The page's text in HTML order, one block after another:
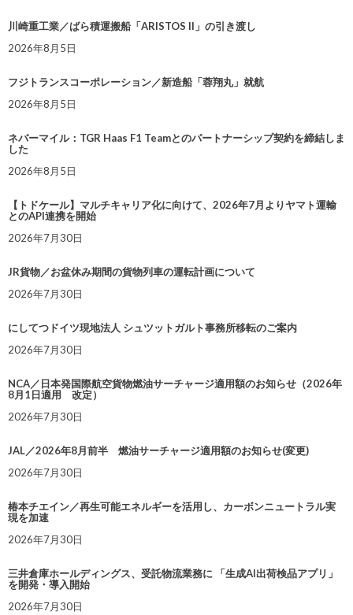
川崎重工業／ばら積運搬船「ARISTOS II」の引き渡し
2026年8月5日
フジトランスコーポレーション／新造船「蓉翔丸」就航
2026年8月5日
ネバーマイル：TGR Haas F1 Teamとのパートナーシップ契約を締結しま
した
2026年8月5日
【トドケール】マルチキャリア化に向けて、2026年7月よりヤマト運輸
とのAPI連携を開始
2026年7月30日
JR貨物／お盆休み期間の貨物列車の運転計画について
2026年7月30日
にしてつドイツ現地法人 シュツットガルト事務所移転のご案内
2026年7月30日
NCA／日本発国際航空貨物燃油サーチャージ適用額のお知らせ（2026年
8月1日適用 改定）
2026年7月30日
JAL／2026年8月前半 燃油サーチャージ適用額のお知らせ(変更)
2026年7月30日
椿本チエイン／再生可能エネルギーを活用し、カーボンニュートラル実
現を加速
2026年7月30日
三井倉庫ホールディングス、受託物流業務に 「生成AI出荷検品アプリ」
を開発・導入開始
2026年7月30日